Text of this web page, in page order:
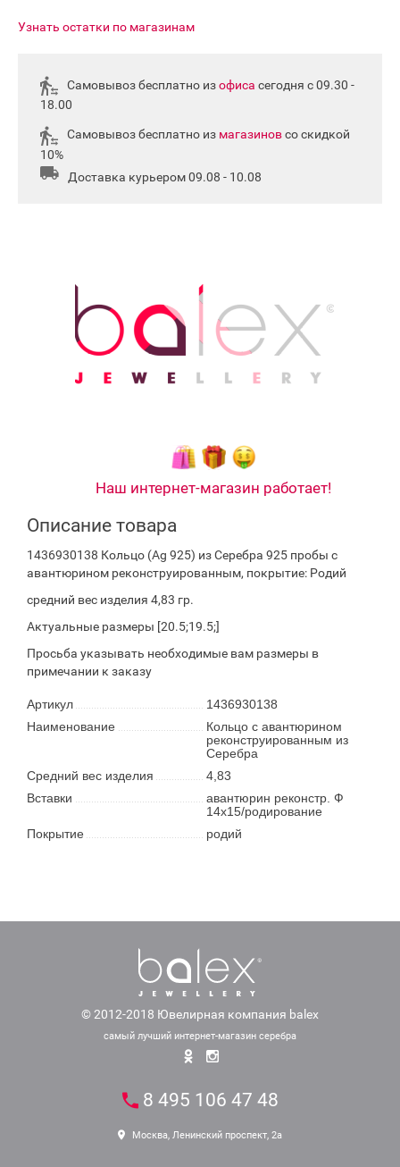
Узнать остатки по магазинам
Самовывоз бесплатно изофиса сегодня с 09.30 -
18.00
Самовывоз бесплатно из магазиновсо скидкой
10%
Доставка курьером 09.08 - 10.08
Наш интернет-магазин работает!
Описание товара
1436930138 Кольцо (Ag 925) из Серебра 925 пробы с
авантюрином реконструированным, покрытие: Родий
средний вес изделия 4,83 гр.
Актуальные размеры [20.5;19.5;]
Просьба указывать необходимые вам размеры в
примечании к заказу
Артикул
1436930138
Наименование
Кольцо с авантюрином
реконструированным из
Серебра
Средний вес изделия
4,83
Вставки
авантюрин реконстр. Ф
14х15/родирование
Покрытие
родий
© 2012-2018 Ювелирная компания balex
самый лучший интернет-магазин серебра
8 495 106 47 48
Москва, Ленинский проспект, 2а